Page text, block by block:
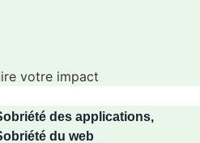
votre impact
des applications,
du web